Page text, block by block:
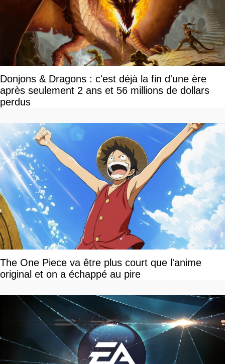
Donjons & Dragons : c'est déjà la fin d'une ère
après seulement 2 ans et 56 millions de dollars
perdus
The One Piece va être plus court que l'anime
original et on a échappé au pire